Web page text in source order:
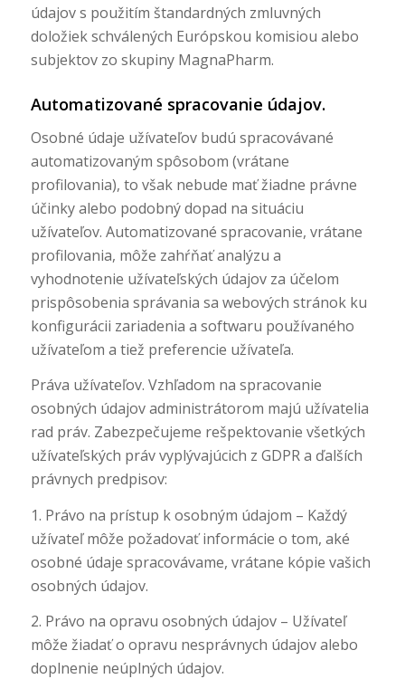
údajov s použitím štandardných zmluvných
doložiek schválených Európskou komisiou alebo
subjektov zo skupiny MagnaPharm.
Automatizované spracovanie údajov.
Osobné údaje užívateľov budú spracovávané
automatizovaným spôsobom (vrátane
profilovania), to však nebude mať žiadne právne
účinky alebo podobný dopad na situáciu
užívateľov. Automatizované spracovanie, vrátane
profilovania, môže zahŕňať analýzu a
vyhodnotenie užívateľských údajov za účelom
prispôsobenia správania sa webových stránok ku
konfigurácii zariadenia a softwaru používaného
užívateľom a tiež preferencie užívateľa.
Práva užívateľov. Vzhľadom na spracovanie
osobných údajov administrátorom majú užívatelia
rad práv. Zabezpečujeme rešpektovanie všetkých
užívateľských práv vyplývajúcich z GDPR a ďalších
právnych predpisov:
1. Právo na prístup k osobným údajom – Každý
užívateľ môže požadovať informácie o tom, aké
osobné údaje spracovávame, vrátane kópie vašich
osobných údajov.
2. Právo na opravu osobných údajov – Užívateľ
môže žiadať o opravu nesprávnych údajov alebo
doplnenie neúplných údajov.